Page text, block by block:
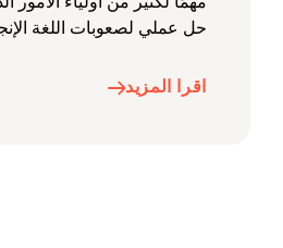
حل عملي لصعوبات اللغة
اقرا المزيد